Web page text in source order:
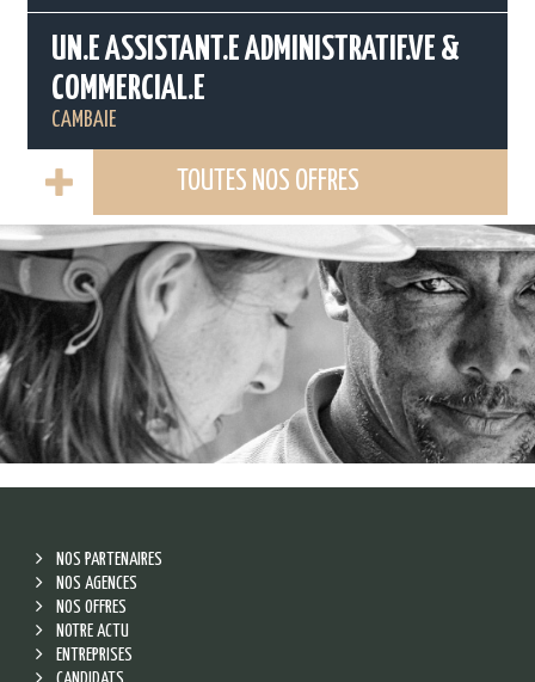
UN.E ASSISTANT.E ADMINISTRATIF.VE &
COMMERCIAL.E
CAMBAIE
TOUTES NOS OFFRES
NOS PARTENAIRES
NOS AGENCES
NOS OFFRES
NOTRE ACTU
ENTREPRISES